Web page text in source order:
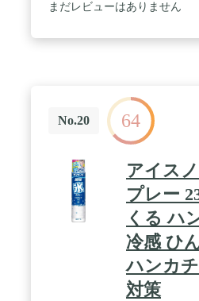
まだレビューはありません
No.20 64
アイス
プレー
くる ハ
冷感 ひ
ハンカ
対策